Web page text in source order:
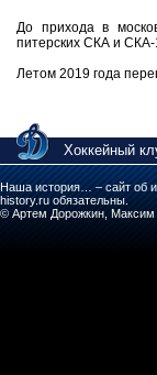
До прихода в
питерских СКА и
Летом 2019 года
Хоккейный
Наша история… – сайт об
history.ru обязательны.
© Артем Дорожкин,